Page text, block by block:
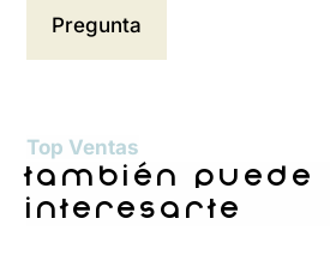
Top Ventas
también puede
interesarte